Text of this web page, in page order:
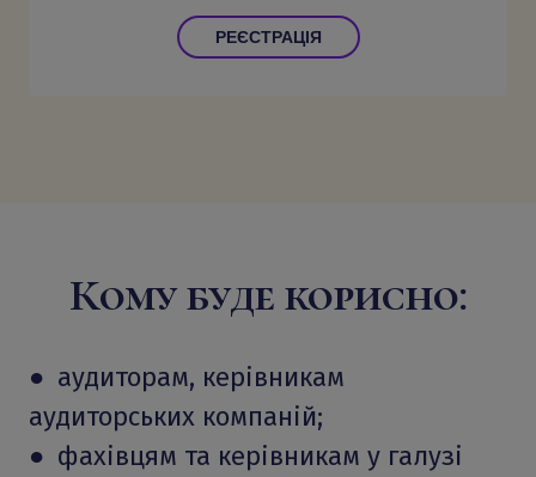
РЕЄСТРАЦІЯ
Кому буде корисно:
● аудиторам, керівникам
аудиторських компаній;
● фахівцям та керівникам у галузі